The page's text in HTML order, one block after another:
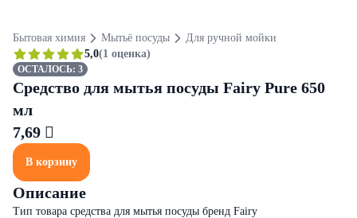
Бытовая химия Мытьё посуды
Для ручной мойки
5,0(1 оценка)
ОСТАЛОСЬ: 3
Средство для мытья посуды Fairy Pure 650
мл
7,69 
В корзину
Описание
Тип товара средства для мытья посуды бренд Fairy